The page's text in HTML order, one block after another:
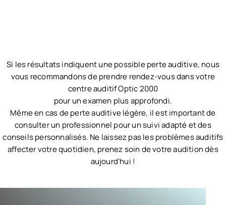
Si les résultats indiquent une possible perte auditive, nous
vous recommandons de prendre rendez-vous dans votre
centre auditif Optic 2000
pour un examen plus approfondi.
Même en cas de perte auditive légère, il est important de
consulter un professionnel pour un suivi adapté et des
conseils personnalisés. Ne laissez pas les problèmes auditifs
affecter votre quotidien, prenez soin de votre audition dès
aujourd’hui !